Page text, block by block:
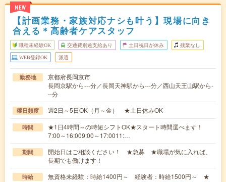
NEW
【計画業務・家族対応ナシも叶う】現場に向き
合える＊高齢者ケアスタッフ
職種未経験OK 交通費別途支給あり 土日祝日が休み 残業なし
WEB登録OK 派遣
勤務地
京都府長岡京市
長岡京駅から---分／長岡天神駅から---分／西山天王山駅から-
--分
曜日頻度 週2日～5日OK（月～金） ★土日休みOK
時間
★1日4時間～の時短シフトOK★スタート時間選べます！
7:00～16:009:00～17:0011:…
期間
開始日はご相談ください！ ★急募 ★職場が気に入れば、
長期でも働けます！
時給
無資格未経験：時給1400円～ 経験者：時給1500円～ ★